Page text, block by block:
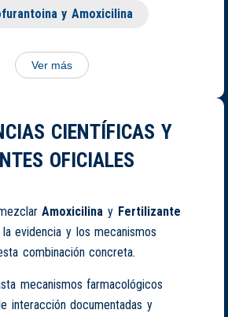
y Amoxicilina
Ver más
CIENTÍFICAS Y
OFICIALES
Amoxicilina y Fertilizante
evidencia y los mecanismos
combinación concreta.
mecanismos farmacológicos
interacción documentadas y